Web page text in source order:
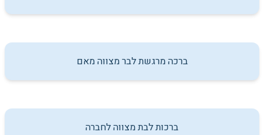
ברכה מרגשת לבר מצווה מאם
ברכות לבת מצווה לחברה